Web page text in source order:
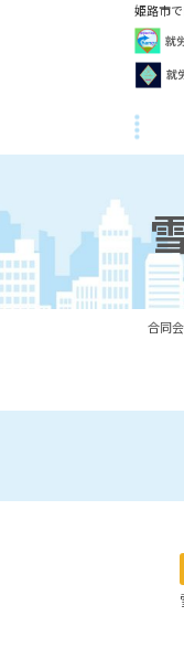
姫路市
合同